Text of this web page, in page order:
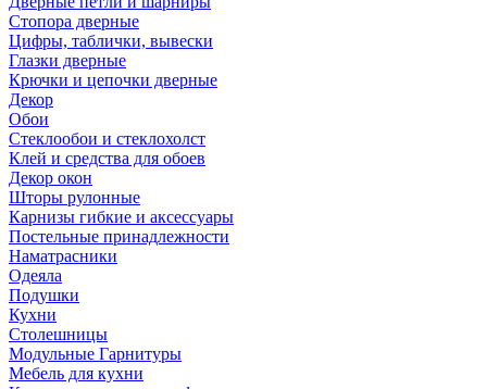
Стопора дверные
Цифры, таблички, вывески
Глазки дверные
Крючки и цепочки дверные
Декор
Обои
Стеклообои и стеклохолст
Клей и средства для обоев
Декор окон
Шторы рулонные
Карнизы гибкие и аксессуары
Постельные принадлежности
Наматрасники
Одеяла
Подушки
Кухни
Столешницы
Модульные Гарнитуры
Мебель для кухни